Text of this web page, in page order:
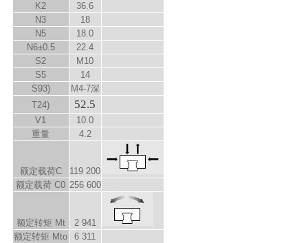
K2
36.6
N3
18
N5
18.0
N6±0.5
22.4
S2
M10
S5
14
S93)
M4-7深
T24) 52.5
V1
10.0
重量
4.2
额定载荷C
119 200
额定载荷 C0 256 600
额定转矩 Mt
2 941
额定转矩 Mto 6 311